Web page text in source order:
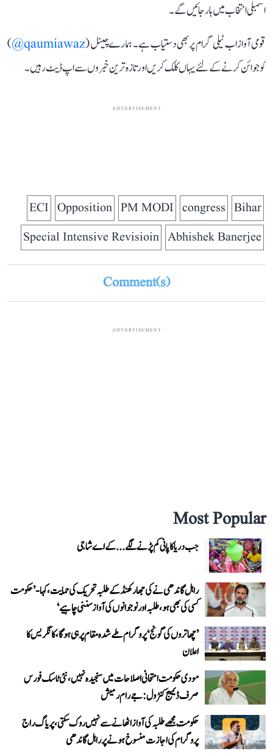
اسمبلی انتخاب میں ہار جائیں گے۔
قومی آواز اب ٹیلی گرام پر بھی دستیاب ہے۔ ہمارے چینل (qaumiawaz@
)
کو جوائن کرنے کے لئے یہاں کلک کریں اور تازہ ترین خبروں سے اپ ڈیٹ رہیں۔
ADVERTISEMENT
Bihar
congress
PM MODI
Opposition
ECI
Abhishek Banerjee
Special Intensive Revisioin
Comment(s)
ADVERTISEMENT
Most Popular
جب دریا کا پانی کم پڑنے لگے...کے اے شاجی
راہل گاندھی نے کی جھارکھنڈ کے طلبہ تحریک کی حمایت، کہا- ’حکومت
کسی کی بھی ہو، طلبہ اور نوجوانوں کی آواز سننی چاہیے‘
’چھاتروں کی گونج‘ پروگرام طے شدہ مقام پر ہی ہوگا، کانگریس کا
اعلان
مودی حکومت امتحانی اصلاحات میں سنجیدہ نہیں، نئی ٹاسک فورس
صرف ڈیمیج کنٹرول: جے رام رمیش
حکومت مجھے طلبہ کی آواز اٹھانے سے نہیں روک سکتی، پریاگ راج
پروگرام کی اجازت منسوخ ہونے پر راہل گاندھی